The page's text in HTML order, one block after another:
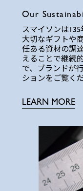
Our
スマイソンは
大切なギフトや
任ある資材の調
えることで継続
で、ブランドが
ションをご覧く
LEARN MORE